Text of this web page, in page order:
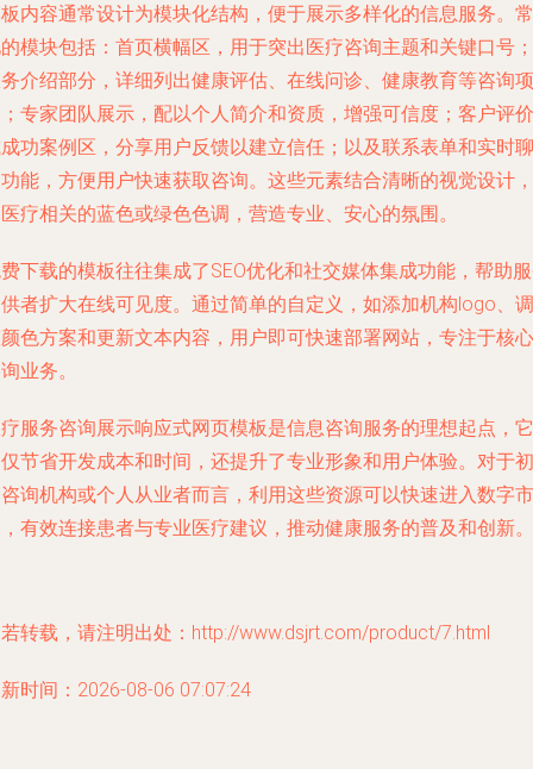
内容通常设计为模块化结构，便于展示多样化的信息服务。常
模块包括：首页横幅区，用于突出医疗咨询主题和关键口号；
介绍部分，详细列出健康评估、在线问诊、健康教育等咨询项
专家团队展示，配以个人简介和资质，增强可信度；客户评价
功案例区，分享用户反馈以建立信任；以及联系表单和实时聊
能，方便用户快速获取咨询。这些元素结合清晰的视觉设计，
疗相关的蓝色或绿色色调，营造专业、安心的氛围。
下载的模板往往集成了SEO优化和社交媒体集成功能，帮助
者扩大在线可见度。通过简单的自定义，如添加机构logo、调
色方案和更新文本内容，用户即可快速部署网站，专注于核心
业务。
服务咨询展示响应式网页模板是信息咨询服务的理想起点，它
节省开发成本和时间，还提升了专业形象和用户体验。对于初
询机构或个人从业者而言，利用这些资源可以快速进入数字市
有效连接患者与专业医疗建议，推动健康服务的普及和创新。
转载，请注明出处：http://www.dsjrt.com/product/7.html
时间：2026-08-06 07:07:24